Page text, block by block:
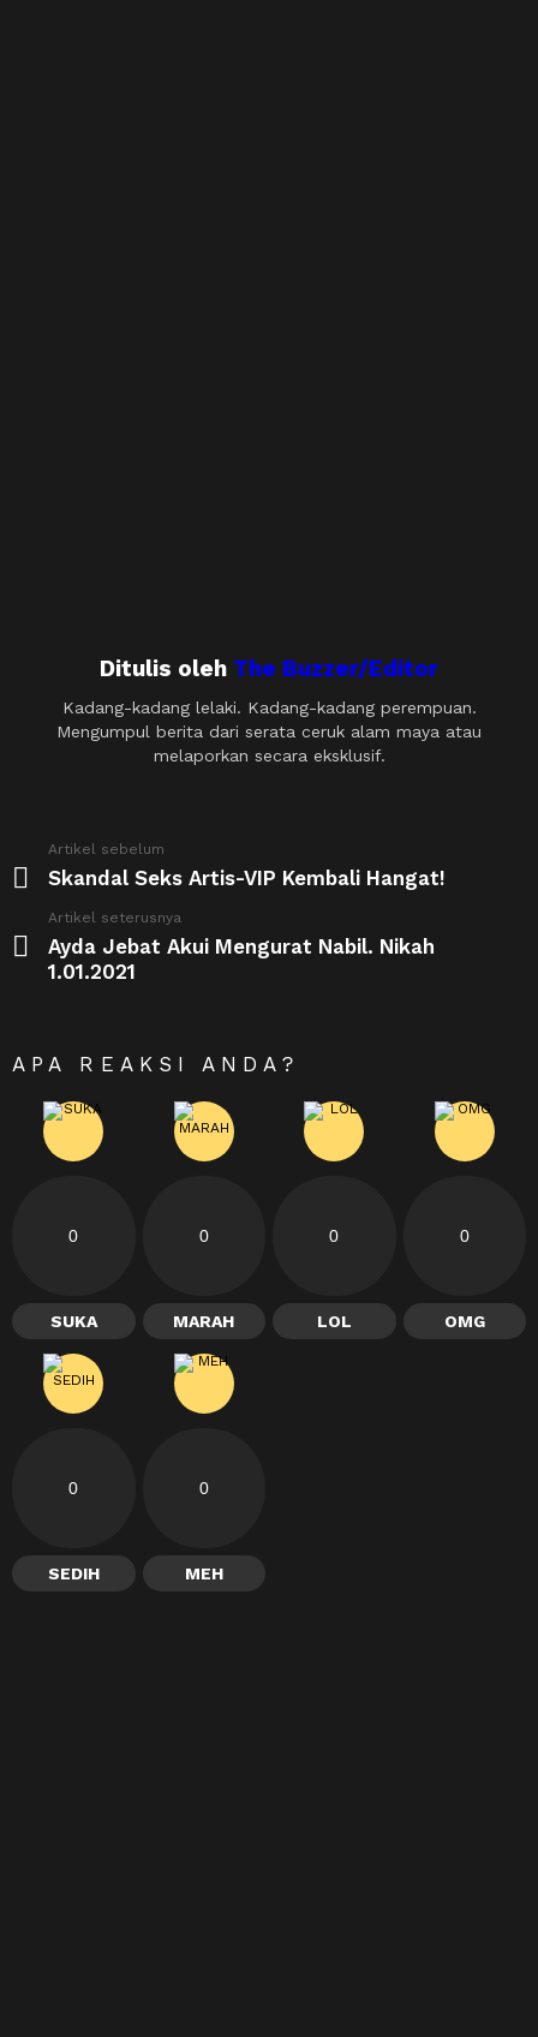
Ditulis oleh The Buzzer/Editor
Kadang-kadang lelaki. Kadang-kadang perempuan.
Mengumpul berita dari serata ceruk alam maya atau
melaporkan secara eksklusif.
more
Artikel sebelum
Skandal Seks Artis-VIP Kembali Hangat!
Artikel seterusnya
Ayda Jebat Akui Mengurat Nabil. Nikah
1.01.2021
APA REAKSI ANDA?
0
SUKA
0
MARAH
0
LOL
0
OMG
0
SEDIH
0
MEH